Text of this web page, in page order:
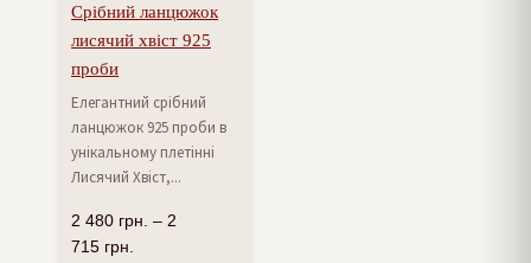
Срібний ланцюжок
лисячий хвіст 925
проби
Елегантний срібний
ланцюжок 925 проби в
унікальному плетінні
Лисячий Хвіст,...
2 480 грн. – 2
715 грн.